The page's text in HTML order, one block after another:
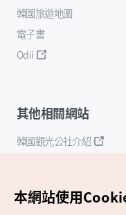
韓國旅遊地圖
電子書
Odii
其他相關網站
韓國觀光公社介紹
本網站使用